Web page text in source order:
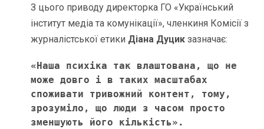
З цього приводу директорка ГО «Український
інститут медіа та комунікації», членкиня Комісії з
журналістської етики Діана Дуцик зазначає:
«Наша психіка так влаштована, що не
може довго і в таких масштабах
споживати тривожний контент, тому,
зрозуміло, що люди з часом просто
зменшують його кількість».